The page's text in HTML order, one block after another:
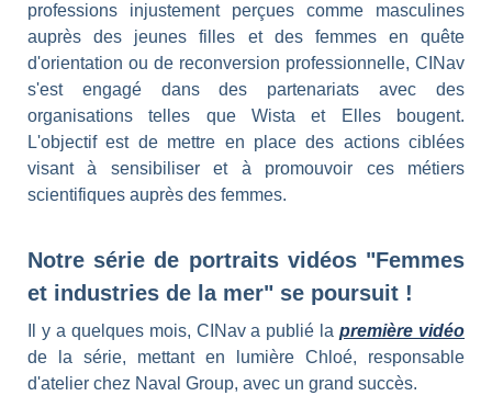
professions injustement perçues comme masculines
auprès des jeunes filles et des femmes en quête
d'orientation ou de reconversion professionnelle, CINav
s'est engagé dans des partenariats avec des
organisations telles que Wista et Elles bougent.
L'objectif est de mettre en place des actions ciblées
visant à sensibiliser et à promouvoir ces métiers
scientifiques auprès des femmes.
Notre série de portraits vidéos "Femmes
et industries de la mer" se poursuit !
Il y a quelques mois, CINav a publié lapremière vidéo
de la série, mettant en lumière Chloé, responsable
d'atelier chez Naval Group, avec un grand succès.